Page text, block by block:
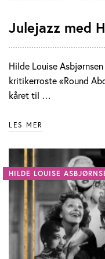
Julejazz med
Hilde Louise
kritikerroste «Round
kåret til …
LES MER
HILDE LOUISE